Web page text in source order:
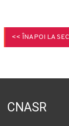
<< ÎNAPOI LA
CNASR